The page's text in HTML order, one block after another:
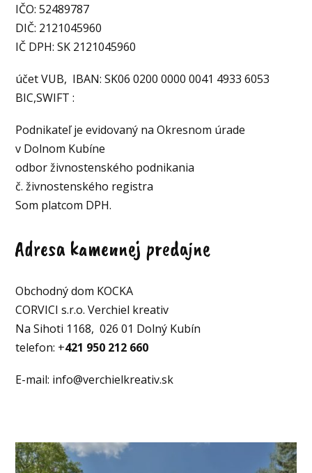
IČO: 52489787
DIČ: 2121045960
IČ DPH: SK 2121045960
účet VUB, IBAN: SK06 0200 0000 0041 4933 6053
BIC,SWIFT :
Podnikateľ je evidovaný na Okresnom úrade
v Dolnom Kubíne
odbor živnostenského podnikania
č. živnostenského registra
Som platcom DPH.
Adresa kamennej predajne
Obchodný dom KOCKA
CORVICI s.r.o. Verchiel kreativ
Na Sihoti 1168, 026 01 Dolný Kubín
telefon: +421 950 212 660
E-mail: info@verchielkreativ.sk